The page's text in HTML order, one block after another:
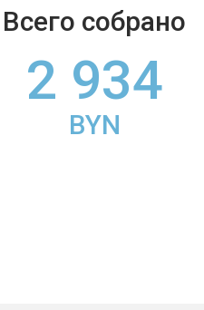
Всего собрано
2 934
BYN